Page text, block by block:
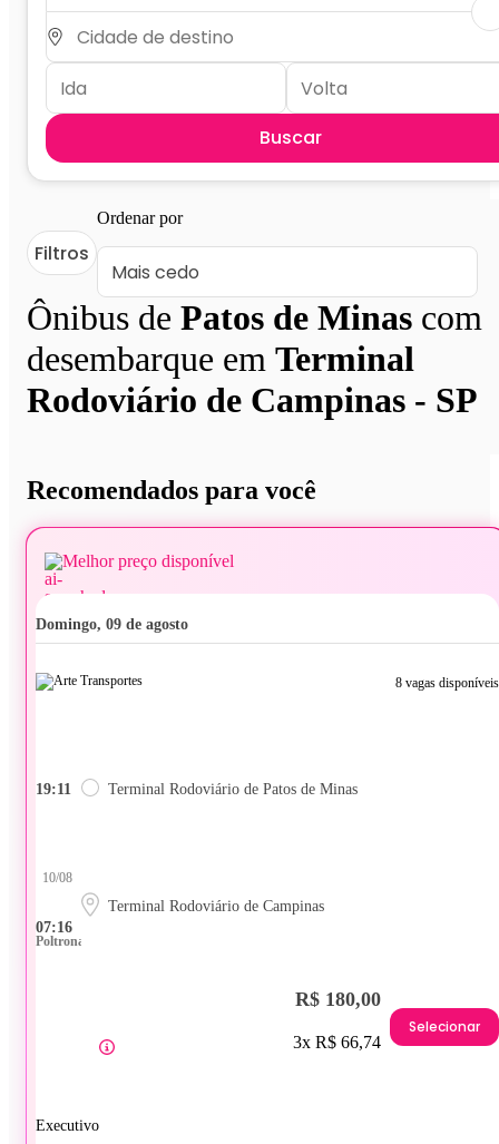
Buscar
Ônibus de Patos de Minas com
desembarque em Terminal
Rodoviário de Campinas - SP
Filtros
Ordenar por
Recomendados para você
Melhor preço disponível
domingo, 09 de agosto
8 vagas disponíveis
19:11 Terminal Rodoviário de Patos de Minas
07:16
10/08
Terminal Rodoviário de Campinas
Poltrona
Executivo
R$ 180,00
3x R$ 66,74
Selecionar